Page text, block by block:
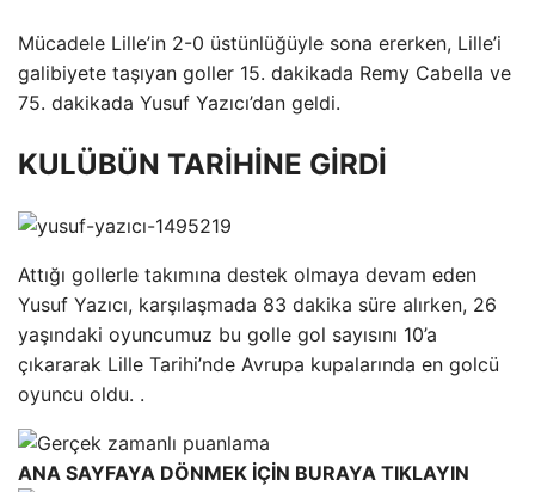
Mücadele Lille’in 2-0 üstünlüğüyle sona ererken, Lille’i
galibiyete taşıyan goller 15. dakikada Remy Cabella ve
75. dakikada Yusuf Yazıcı’dan geldi.
KULÜBÜN TARİHİNE GİRDİ
Attığı gollerle takımına destek olmaya devam eden
Yusuf Yazıcı, karşılaşmada 83 dakika süre alırken, 26
yaşındaki oyuncumuz bu golle gol sayısını 10’a
çıkararak Lille Tarihi’nde Avrupa kupalarında en golcü
oyuncu oldu. .
ANA SAYFAYA DÖNMEK İÇİN BURAYA TIKLAYIN